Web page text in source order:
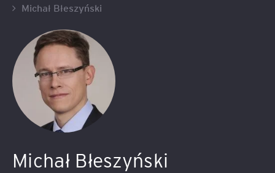
Michał Błeszyński
Michał Błeszyński